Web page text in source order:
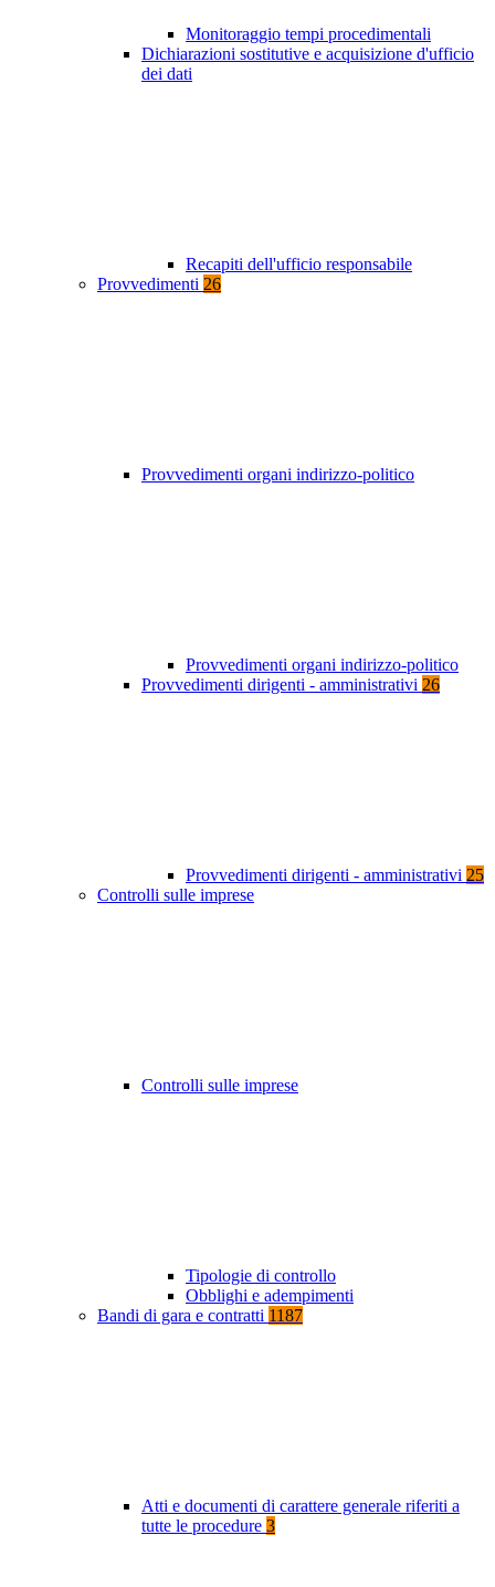
Monitoraggio tempi procedimentali
Dichiarazioni sostitutive e acquisizione d'ufficio
dei dati
Recapiti dell'ufficio responsabile
Provvedimenti 26
Provvedimenti organi indirizzo-politico
Provvedimenti organi indirizzo-politico
Provvedimenti dirigenti - amministrativi 26
Provvedimenti dirigenti - amministrativi 25
Controlli sulle imprese
Controlli sulle imprese
Tipologie di controllo
Obblighi e adempimenti
Bandi di gara e contratti 1187
Atti e documenti di carattere generale riferiti a
tutte le procedure 3